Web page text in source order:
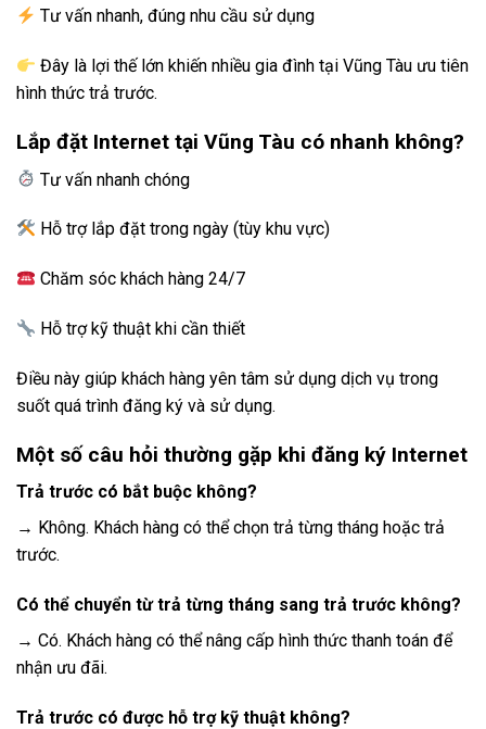
Tư vấn nhanh, đúng nhu cầu sử dụng
Đây là lợi thế lớn khiến nhiều gia đình tại Vũng Tàu ưu tiên
hình thức trả trước.
Lắp đặt Internet tại Vũng Tàu có nhanh không?
Tư vấn nhanh chóng
Hỗ trợ lắp đặt trong ngày (tùy khu vực)
Chăm sóc khách hàng 24/7
Hỗ trợ kỹ thuật khi cần thiết
Điều này giúp khách hàng yên tâm sử dụng dịch vụ trong
suốt quá trình đăng ký và sử dụng.
Một số câu hỏi thường gặp khi đăng ký Internet
Trả trước có bắt buộc không?
→ Không. Khách hàng có thể chọn trả từng tháng hoặc trả
trước.
Có thể chuyển từ trả từng tháng sang trả trước không?
→ Có. Khách hàng có thể nâng cấp hình thức thanh toán để
nhận ưu đãi.
Trả trước có được hỗ trợ kỹ thuật không?